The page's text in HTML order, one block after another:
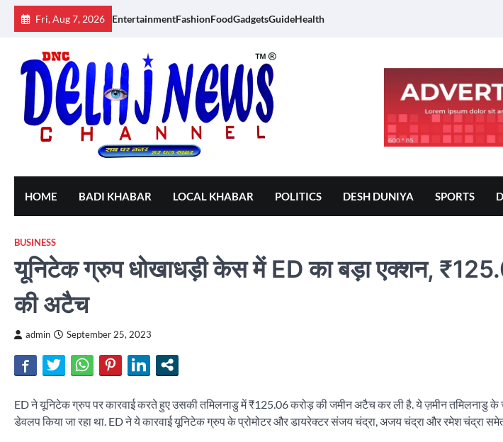
Skip
Fri, Aug 7, 2026 EntertainmentFashionFoodGadgetsGuideHealth
HOME BADI KHABAR LOCAL KHABAR POLITICS DESH DUNIYA SPORTS
BUSINESS
यूनिटेक ग्रुप धोखाधड़ी केस में ED का बड़ा एक्शन,
की अटैच
admin September 25, 2023
ED ने यूनिटेक ग्रुप पर कारवाई करते हुए उसकी तमिलनाडु में ₹125.06 करोड़ की जमीन अटैच कर ली है. ये ज़मीन तमिलनाडु
डेवलप किया जा रहा था. ED ने ये कारवाई यूनिटेक ग्रुप के प्रोमोटर और डायरेक्टर संजय चंद्रा, अजय चंद्रा और रमेश चंद्रा